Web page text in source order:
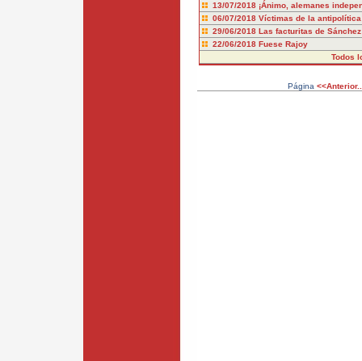
13/07/2018 ¡Ánimo, alemanes
06/07/2018 Víctimas de la antipolítica
29/06/2018 Las facturitas de
22/06/2018 Fuese Rajoy
Todos
Página